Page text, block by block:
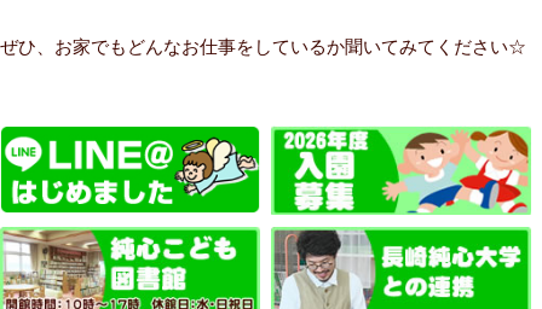
ぜひ、お家でもどんなお仕事をしているか聞いてみてください☆